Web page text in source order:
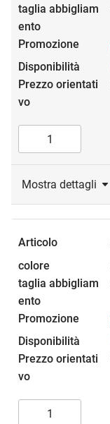
Mostra dettagli